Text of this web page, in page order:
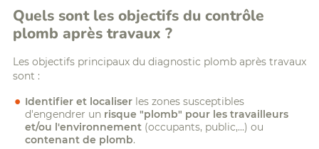
Quels sont les objectifs du contrôle
plomb après travaux ?
Les objectifs principaux du diagnostic plomb après travaux
sont :
Identifier et localiser les zones susceptibles
d'engendrer un risque "plomb" pour les travailleurs
et/ou l'environnement (occupants, public,...) ou
contenant de plomb.